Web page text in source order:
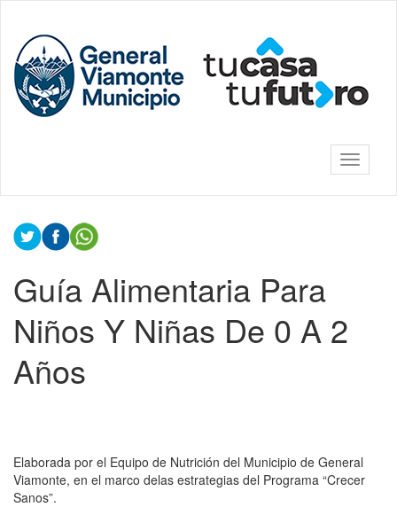
contenido
principal
Municipalidad
de General
Viamonte
barra
de
Contenido
principal
Guía Alimentaria Para
Niños Y Niñas De 0 A 2
Años
Elaborada por el Equipo de Nutrición del Municipio de General
Viamonte, en el marco delas estrategias del Programa “Crecer
Sanos”.